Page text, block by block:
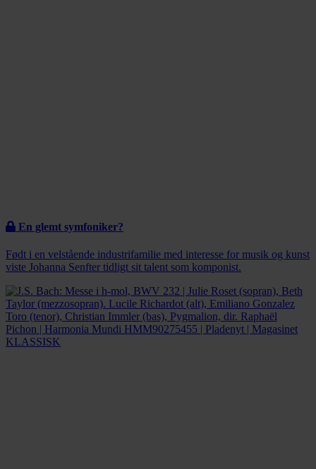
En glemt symfoniker?
Født i en velstående industrifamilie med interesse for musik og kunst
viste Johanna Senfter tidligt sit talent som komponist.